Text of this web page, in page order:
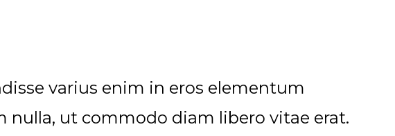
varius enim in eros elementum
nulla, ut commodo diam libero vitae erat.